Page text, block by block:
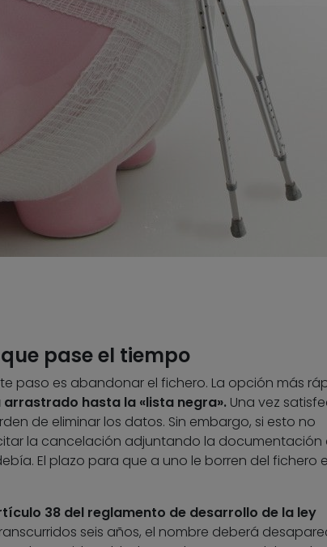
pase el tiempo
paso es abandonar el fichero. La opción más
hasta la «lista negra».Una vez
de eliminar los datos. Sin embargo, si esto no
la cancelación adjuntando la documentación
El plazo para que a uno le borren del fichero
38 del reglamento de desarrollo de la ley
seis años, el nombre deberá